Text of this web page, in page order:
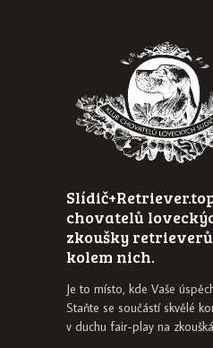
chovatelů
zkoušky
kolem nich.
Je to místo, kde Vaše
Staňte se součástí skvělé
v duchu fair-play na